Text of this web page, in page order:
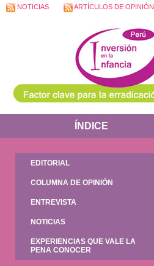
NOTICIAS ARTÍCULOS DE OPINIÓN
ÍNDICE
EDITORIAL
COLUMNA DE OPINIÓN
ENTREVISTA
NOTICIAS
EXPERIENCIAS QUE VALE LA
PENA CONOCER